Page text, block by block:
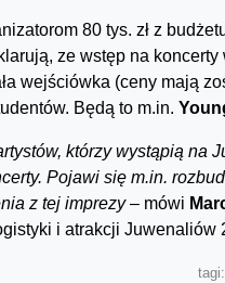
80 tys. zł z
ze wstęp na
wejściówka (ceny mają
Będą to m.in.
którzy wystąpią na
Pojawi się m.in.
z tej imprezy– mówi
i atrakcji Juwenaliów
tagi: